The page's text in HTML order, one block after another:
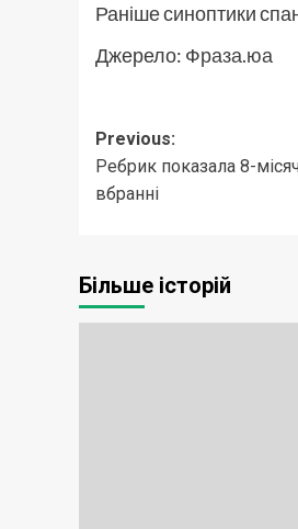
Раніше синоптики
Джерело: Фраза.юа
Post
navigation
Previous:
Ребрик показала 8-
вбранні
Більше історій